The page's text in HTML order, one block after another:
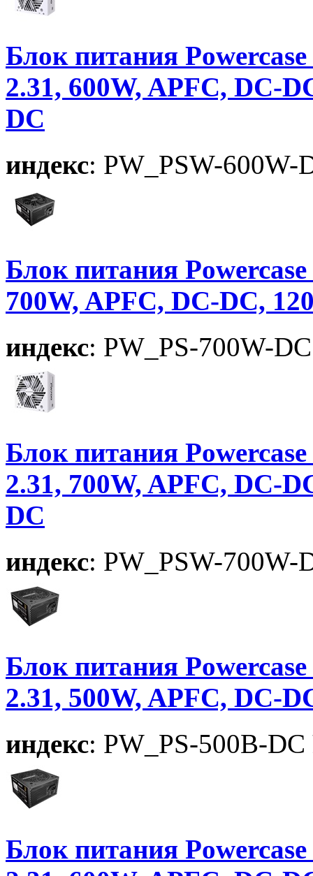
Блок питания
2.31, 600W, APFC, DC-
DC
индекс: PW_PSW-600W-
Блок питания
700W, APFC, DC-DC,
индекс: PW_PS-700W-DC
Блок питания
2.31, 700W, APFC, DC-
DC
индекс: PW_PSW-700W-
Блок питания
2.31, 500W, APFC, DC-
индекс: PW_PS-500B-DC
Блок питания